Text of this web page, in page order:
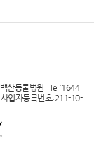
산동물병원 Tel:1644-
자등록번호:211-10-